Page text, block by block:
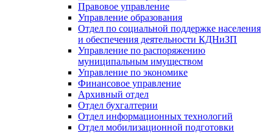
Правовое управление
Управление образования
Отдел по социальной поддержке населения
и обеспечения деятельности КДНиЗП
Управление по распоряжению
муниципальным имуществом
Управление по экономике
Финансовое управление
Архивный отдел
Отдел бухгалтерии
Отдел информационных технологий
Отдел мобилизационной подготовки